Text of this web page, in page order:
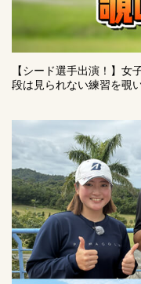
【シード選手出演！】女
段は見られない練習を覗